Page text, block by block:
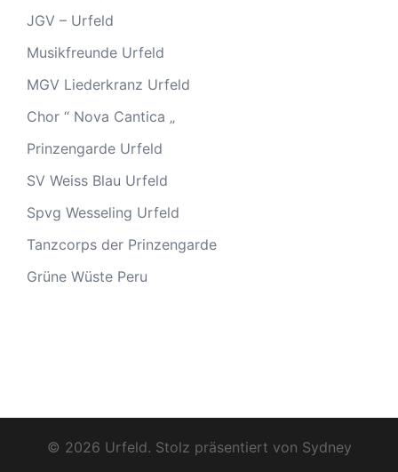
JGV – Urfeld
Musikfreunde Urfeld
MGV Liederkranz Urfeld
Chor “ Nova Cantica „
Prinzengarde Urfeld
SV Weiss Blau Urfeld
Spvg Wesseling Urfeld
Tanzcorps der Prinzengarde
Grüne Wüste Peru
© 2026 Urfeld. Stolz präsentiert von Sydney